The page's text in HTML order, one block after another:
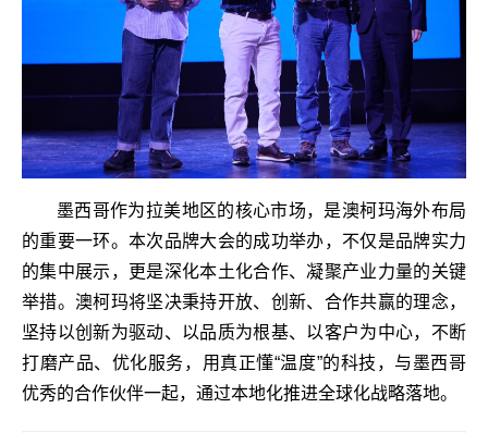
墨西哥作为拉美地区的核心市场，是澳柯玛海外布局
的重要一环。本次品牌大会的成功举办，不仅是品牌实力
的集中展示，更是深化本土化合作、凝聚产业力量的关键
举措。澳柯玛将坚决秉持开放、创新、合作共赢的理念，
坚持以创新为驱动、以品质为根基、以客户为中心，不断
打磨产品、优化服务，用真正懂“温度”的科技，与墨西哥
优秀的合作伙伴一起，通过本地化推进全球化战略落地。